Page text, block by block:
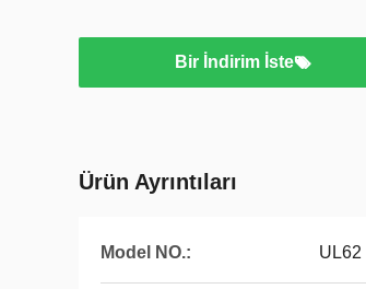
Bir İndirim İste
Ürün Ayrıntıları
Model NO.: UL62